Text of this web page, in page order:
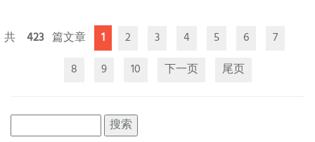
423 1 2 3 4 5 6
7
8
9 10 下一页 尾页